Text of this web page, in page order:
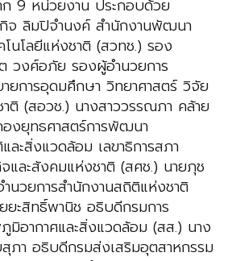
9 หน่วยงาน ประกอบด้วย
กิจ ลิมปิจำนงค์ สำนักงานพัฒนา
โนโลยีแห่งชาติ (สวทช.) รอง
วงศ์อภัย รองผู้อำนวยการ
ยการอุดมศึกษา วิทยาศาสตร์ วิจัย
ติ (สอวช.) นางสาววรรณภา คล้าย
งยุทธศาสตร์การพัฒนา
ละสิ่งแวดล้อม เลขาธิการสภา
และสังคมแห่งชาติ (สศช.) นายภุช
วยการสำนักงานสถิติแห่งชาติ
ะสิทธิ์พานิช อธิบดีกรมการ
มิอากาศและสิ่งแวดล้อม (สส.) นาง
า อธิบดีกรมส่งเสริมอุตสาหกรรม